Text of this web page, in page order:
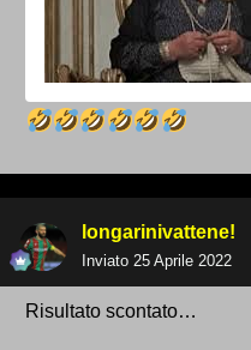
longarinivattene!
Inviato 25 Aprile 2022
Risultato scontato…